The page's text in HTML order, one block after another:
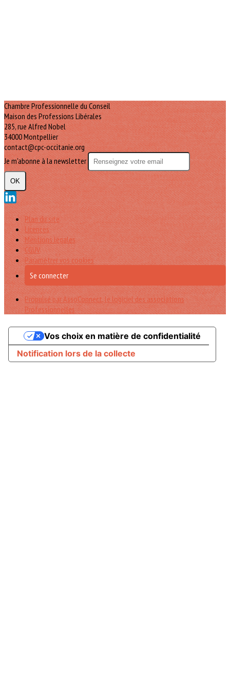
Chambre Professionnelle du Conseil
Maison des Professions Libérales
285, rue Alfred Nobel
34000 Montpellier
contact@cpc-occitanie.org
Je m'abonne à la newsletter
OK
Plan du site
Licences
Mentions légales
CGUV
Paramétrer vos cookies
Se connecter
Propulsé par AssoConnect, le logiciel des associations
Professionnelles
Notification lors de la collecte
Vos choix en matière de confidentialité